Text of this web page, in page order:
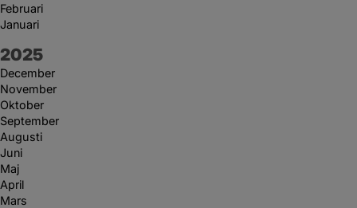
Februari
Januari
År:
2025
December
November
Oktober
September
Augusti
Juni
Maj
April
Mars